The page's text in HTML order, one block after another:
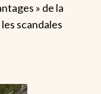
» de la
scandales